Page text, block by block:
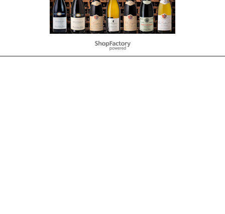
To create online store
ShopFactory eCommerce